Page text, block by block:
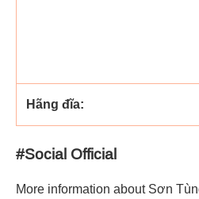
Hãng đĩa:
#Social Official
More information about Sơn